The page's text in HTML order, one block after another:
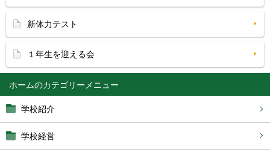
ホーム
学校紹介
学校経営
新体力テスト
１年生を迎える会